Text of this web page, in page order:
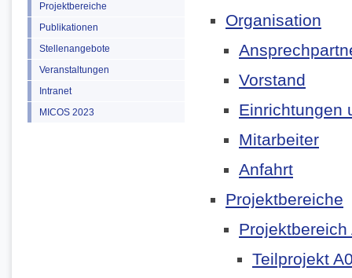
Projektbereiche
Publikationen
Stellenangebote
Veranstaltungen
Intranet
MICOS 2023
Organisation
Vorstand
Einrichtungen
Mitarbeiter
Anfahrt
Projektbereiche
Projektbereich
Teilprojekt